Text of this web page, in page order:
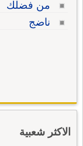
من فضلك
ناضج
الاكثر شعبية